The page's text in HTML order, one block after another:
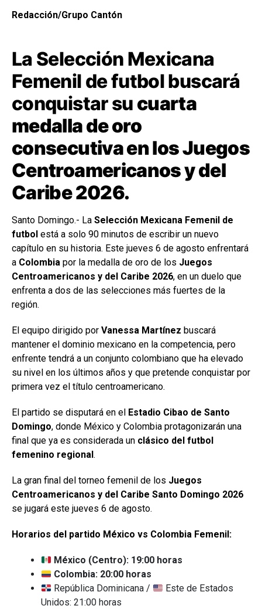
Redacción/Grupo Cantón
La Selección Mexicana
Femenil de futbol buscará
conquistar su cuarta
medalla de oro
consecutiva en los Juegos
Centroamericanos y del
Caribe 2026.
Santo Domingo.- La Selección Mexicana Femenil de
futbol está a solo 90 minutos de escribir un nuevo
capítulo en su historia. Este jueves 6 de agosto enfrentará
a Colombia por la medalla de oro de los Juegos
Centroamericanos y del Caribe 2026, en un duelo que
enfrenta a dos de las selecciones más fuertes de la
región.
El equipo dirigido por Vanessa Martínez buscará
mantener el dominio mexicano en la competencia, pero
enfrente tendrá a un conjunto colombiano que ha elevado
su nivel en los últimos años y que pretende conquistar por
primera vez el título centroamericano.
El partido se disputará en el Estadio Cibao de Santo
Domingo, donde México y Colombia protagonizarán una
final que ya es considerada un clásico del futbol
femenino regional .
La gran final del torneo femenil de los Juegos
Centroamericanos y del Caribe Santo Domingo 2026
se jugará este jueves 6 de agosto.
Horarios del partido México vs Colombia Femenil:
México (Centro): 19:00 horas
Colombia: 20:00 horas
República Dominicana /
Este de Estados
Unidos: 21:00 horas